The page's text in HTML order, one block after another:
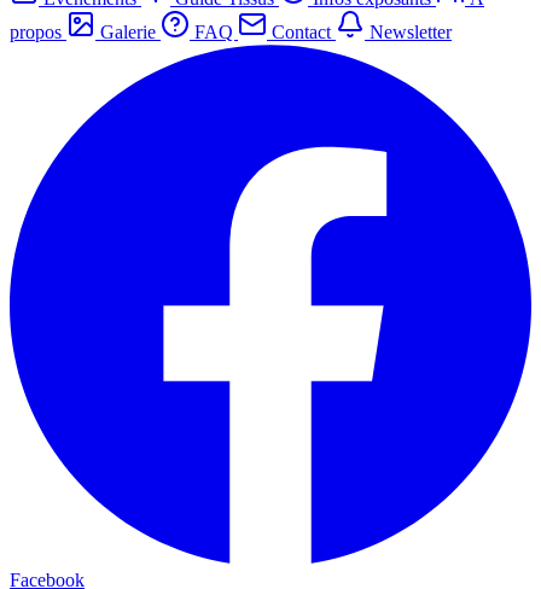
propos
Galerie FAQ Contact Newsletter
Facebook